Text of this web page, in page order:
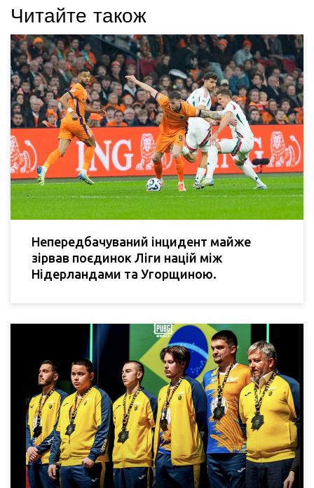
Читайте також
Непередбачуваний інцидент майже
зірвав поєдинок Ліги націй між
Нідерландами та Угорщиною.